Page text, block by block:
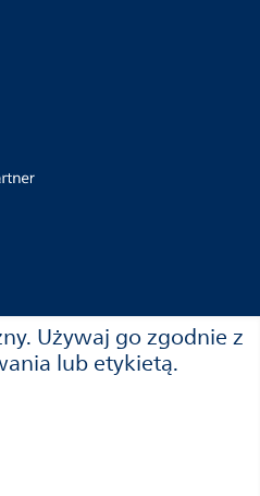
Używaj go zgodnie z
lub etykietą.